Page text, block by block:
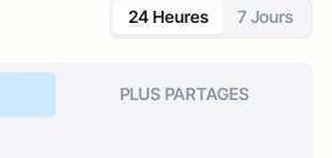
24 Heures 7 Jours
PLUS PARTAGES